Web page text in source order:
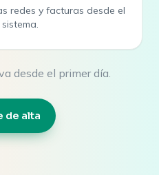
redes y facturas desde el
desde el primer día.
de alta